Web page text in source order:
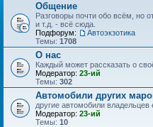
Общение
Разговоры почти обо всём, но
и т.д. - всё сюда.
Подфорум:
Автоэкзотика
Темы: 1708
О нас
Каждый может рассказать о
Модератор: 23-ий
Темы: 302
Автомобили других
другие автомобили владельцев
Модератор: 23-ий
Темы: 10